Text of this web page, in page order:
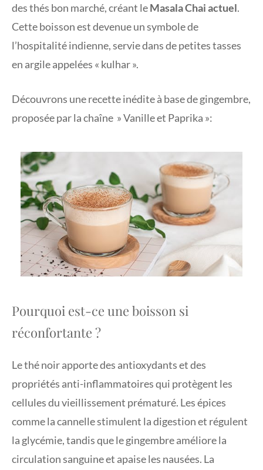
des thés bon marché, créant leMasala Chai actuel.
Cette boisson est devenue un symbole de
l’hospitalité indienne, servie dans de petites tasses
en argile appelées « kulhar ».
Découvrons une recette inédite à base de gingembre,
proposée par la chaîne » Vanille et Paprika »:
Pourquoi est-ce une boisson si
réconfortante ?
Le thé noir apporte des antioxydants et des
propriétés anti-inflammatoires qui protègent les
cellules du vieillissement prématuré. Les épices
comme la cannelle stimulent la digestion et régulent
la glycémie, tandis que le gingembre améliore la
circulation sanguine et apaise les nausées. La